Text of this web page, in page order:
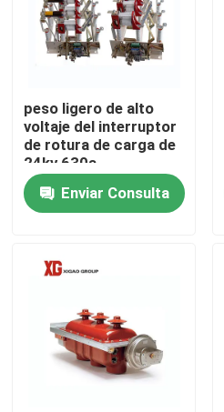
Productos
peso ligero de alto
voltaje del interruptor
de rotura de carga de
24kv 630a
Enviar Consulta